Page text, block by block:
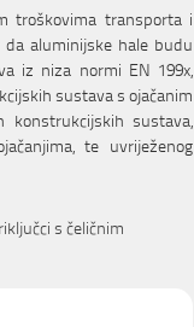
troškovima transporta i
aluminijske hale budu
iz niza normi EN 199x,
sustava s ojačanim
sustava,
te uvriježenog
s čeličnim